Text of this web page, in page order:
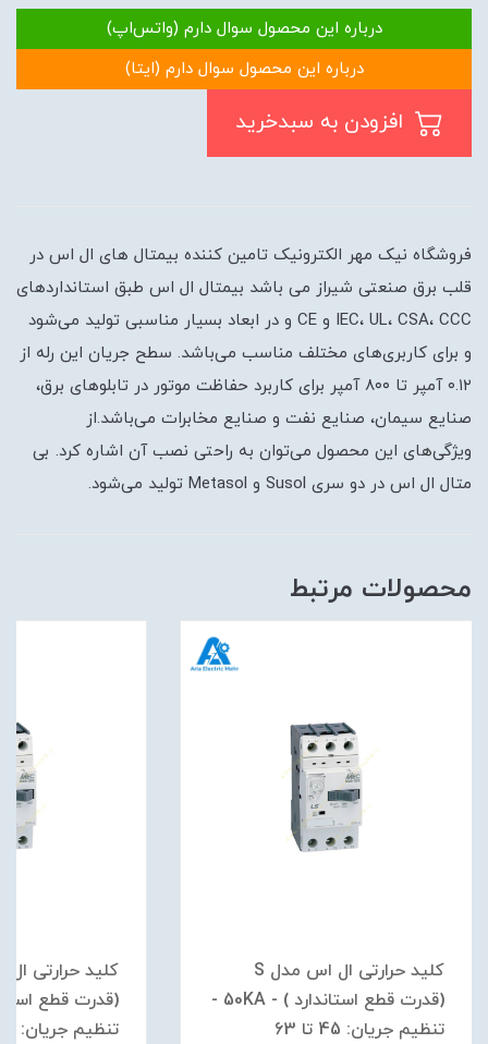
درباره این محصول سوال دارم (واتس‌اپ)
درباره این محصول سوال دارم (ایتا)
فروشگاه نیک مهر الکترونیک تامین کننده بیمتال های ال اس در
قلب برق صنعتی شیراز می باشد بیمتال ال اس طبق استاندارد‌های
IEC، UL، CSA، CCC و CE و در ابعاد بسیار مناسبی تولید می‌شود
و برای کاربری‌های مختلف مناسب می‌باشد. سطح جریان این رله از
۰.۱۲ آمپر تا ۸۰۰ آمپر برای کاربرد حفاظت موتور در تابلو‌های برق،
صنایع سیمان، صنایع نفت و صنایع مخابرات می‌باشد.از
ویژگی‌های این محصول می‌توان به راحتی نصب آن اشاره کرد. بی
متال ال اس در دو سری Susol و Metasol تولید می‌شود.
محصولات مرتبط
کلید حرارتی ال اس مدل S
(قدرت قطع استاندارد ) - 50KA -
تنظیم جریان: 45 تا 63
تنظیم جریان: 34 تا 50